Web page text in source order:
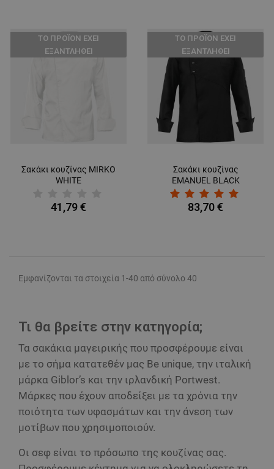
ТΟ ΠΡΟΪΌΝ ΈΧΕΙ
ΕΞΑΝΤΛΗΘΕΊ
Σακάκι κουζίνας MIRKO
WHITE
41,79 €
ТΟ ΠΡΟΪΌΝ ΈΧΕΙ
ΕΞΑΝΤΛΗΘΕΊ
Σακάκι κουζίνας
EMANUEL BLACK
83,70 €
Εμφανίζονται τα στοιχεία 1-40 από σύνολο 40
Τι θα βρείτε στην κατηγορία;
Τα σακάκια μαγειρικής που προσφέρουμε είναι
με το σήμα κατατεθέν μας Be unique, την ιταλική
μάρκα Giblor’s και την ιρλανδική Portwest.
Μάρκες που έχουν αποδείξει με τα χρόνια την
ποιότητα των υφασμάτων και την άνεση των
μοτίβων που χρησιμοποιούν.
Οι σεφ είναι το πρόσωπο της κουζίνας σας.